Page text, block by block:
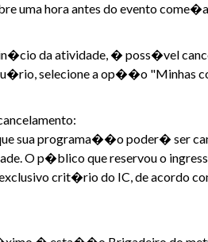
uma hora antes do evento
da atividade, � poss�vel
selecione a op��o "Minhas
sua programa��o poder� ser
O p�blico que reservou o
crit�rio do IC, de acordo